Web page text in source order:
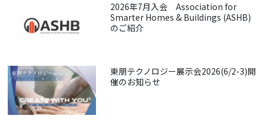
2026年7月入会 Association for
Smarter Homes & Buildings (ASHB)
のご紹介
東朋テクノロジー展示会2026(6/2-3)開
催のお知らせ